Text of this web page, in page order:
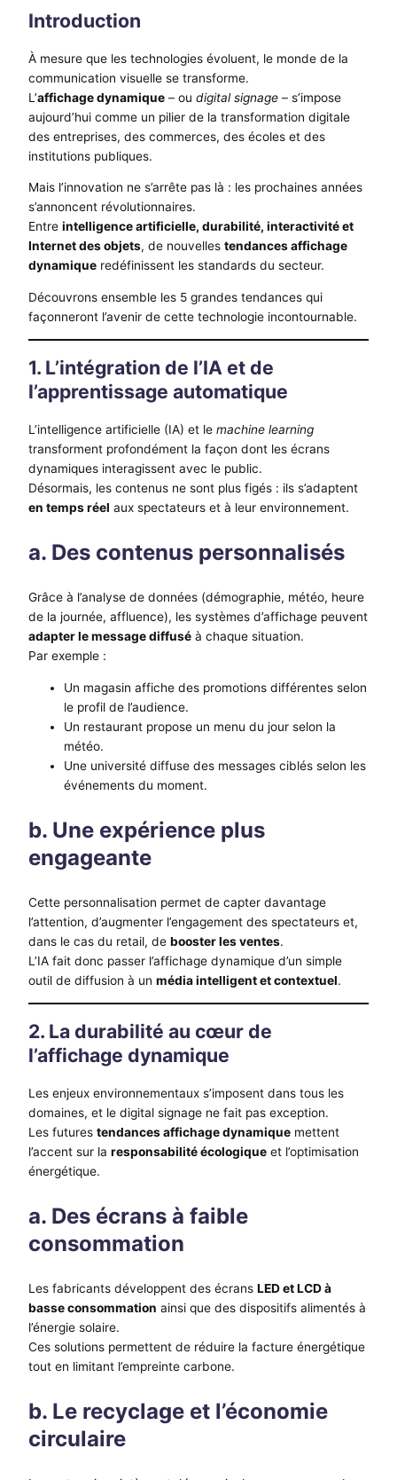
Introduction
À mesure que les technologies évoluent, le monde de la
communication visuelle se transforme.
L’affichage dynamique – ou digital signage – s’impose
aujourd’hui comme un pilier de la transformation digitale
des entreprises, des commerces, des écoles et des
institutions publiques.
Mais l’innovation ne s’arrête pas là : les prochaines années
s’annoncent révolutionnaires.
Entre intelligence artificielle, durabilité, interactivité et
Internet des objets, de nouvelles tendances affichage
dynamique redéfinissent les standards du secteur.
Découvrons ensemble les 5 grandes tendances qui
façonneront l’avenir de cette technologie incontournable.
1. L’intégration de l’IA et de
l’apprentissage automatique
L’intelligence artificielle (IA) et le machine learning
transforment profondément la façon dont les écrans
dynamiques interagissent avec le public.
Désormais, les contenus ne sont plus figés : ils s’adaptent
en temps réel aux spectateurs et à leur environnement.
a. Des contenus personnalisés
Grâce à l’analyse de données (démographie, météo, heure
de la journée, affluence), les systèmes d’affichage peuvent
adapter le message diffusé à chaque situation.
Par exemple :
Un magasin affiche des promotions différentes selon
le profil de l’audience.
Un restaurant propose un menu du jour selon la
météo.
Une université diffuse des messages ciblés selon les
événements du moment.
b. Une expérience plus
engageante
Cette personnalisation permet de capter davantage
l’attention, d’augmenter l’engagement des spectateurs et,
dans le cas du retail, de booster les ventes.
L’IA fait donc passer l’affichage dynamique d’un simple
outil de diffusion à un média intelligent et contextuel.
2. La durabilité au cœur de
l’affichage dynamique
Les enjeux environnementaux s’imposent dans tous les
domaines, et le digital signage ne fait pas exception.
Les futures tendances affichage dynamique mettent
l’accent sur la responsabilité écologique et l’optimisation
énergétique.
a. Des écrans à faible
consommation
Les fabricants développent des écrans LED et LCD à
basse consommation ainsi que des dispositifs alimentés à
l’énergie solaire.
Ces solutions permettent de réduire la facture énergétique
tout en limitant l’empreinte carbone.
b. Le recyclage et l’économie
circulaire